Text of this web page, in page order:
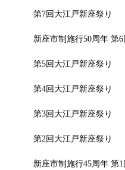
第7回大江戸新座祭り
新座市制施行50周年 第
第5回大江戸新座祭り
第4回大江戸新座祭り
第3回大江戸新座祭り
第2回大江戸新座祭り
新座市制施行45周年 第